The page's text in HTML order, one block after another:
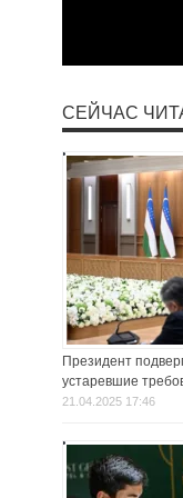
СЕЙЧАС
Президент
устаревшие
21.04.2025 17:46